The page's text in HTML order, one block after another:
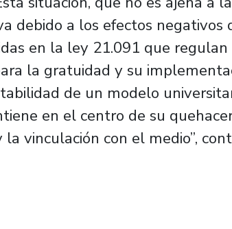
debido a los efectos negativos
en la ley 21.091 que
la gratuidad y su
de un modelo
en el centro de su
vinculación con el medio”,